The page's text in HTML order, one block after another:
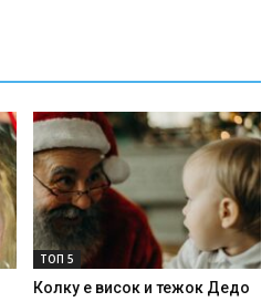
ТОП 5
Колку е висок и тежок Дедо